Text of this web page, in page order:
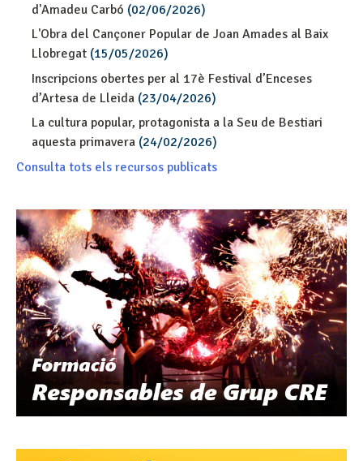
d'Amadeu Carbó (02/06/2026)
L'Obra del Cançoner Popular de Joan Amades al Baix
Llobregat (15/05/2026)
Inscripcions obertes per al 17è Festival d’Enceses
d’Artesa de Lleida (23/04/2026)
La cultura popular, protagonista a la Seu de Bestiari
aquesta primavera (24/02/2026)
Consulta tots els recursos publicats